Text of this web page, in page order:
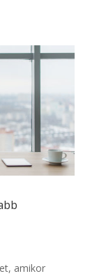
amikor